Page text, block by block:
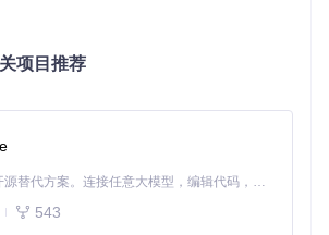
比原始图像与识别结果定位错误类型；3.
资源瓶颈。
OCR引擎的底层工作机制
系统如同一位经验丰富的文字侦探，通
图像到文本的转化。理解这些核心模块的
更精准地调整参数：
项目推荐
Claude Code 的开源替代方案。连接任意大模型，编辑代码，运行命令，自动验证 — 全自动执行。用 Rust 构建，极致性能。 ｜ An open-source alternative to Claude Code. Connect any LLM, edit code, run commands, and verify changes — autonomously. Built in Rust for speed. Get Started
543